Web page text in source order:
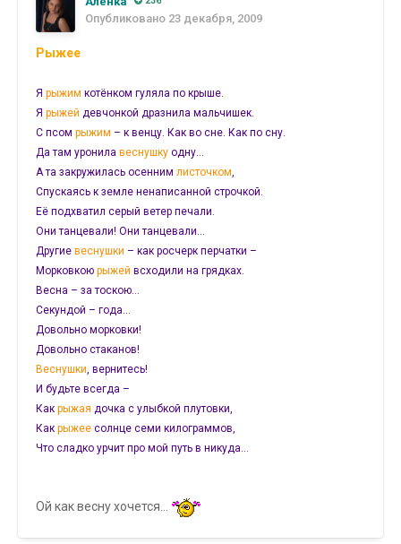
Опубликовано 23 декабря, 2009
Рыжее
Я рыжим котёнком гуляла по крыше.
Я рыжей девчонкой дразнила мальчишек.
С псом рыжим – к венцу. Как во сне. Как по сну.
Да там уронила веснушку одну…
А та закружилась осенним листочком
Спускаясь к земле ненаписанной строчкой.
Её подхватил серый ветер печали.
Они танцевали! Они танцевали…
Другие веснушки – как росчерк перчатки –
Морковкою рыжей всходили на грядках.
Весна – за тоскою…
Секундой – года…
Довольно морковки!
Довольно стаканов!
Веснушки , вернитесь!
И будьте всегда –
Как рыжая дочка с улыбкой плутовки,
Как рыжее солнце семи килограммов,
Что сладко урчит про мой путь в никуда…
Ой как весну хочется...